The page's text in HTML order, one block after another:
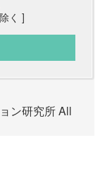
く ]
ン研究所 All